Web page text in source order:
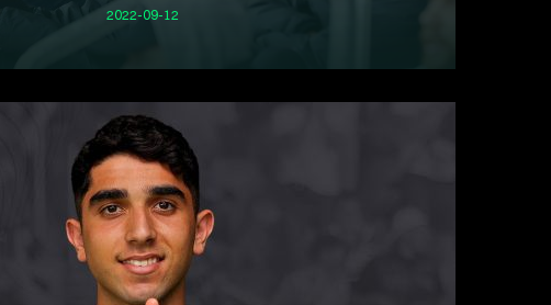
2022-09-12